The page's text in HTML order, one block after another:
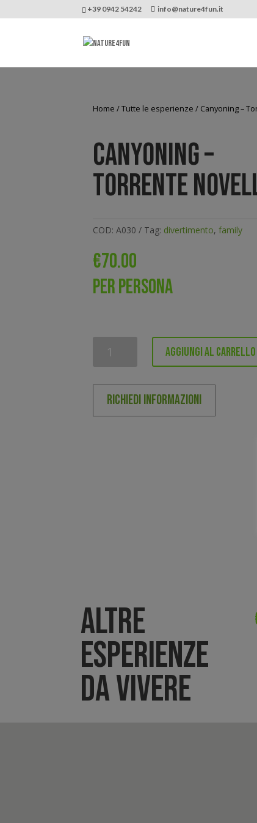
+39 0942 54242 info@nature4fun.it
Home /Tutte le esperienze / Canyoning –
Canyoning –
Torrente
COD: A030 Tag: divertimento, family
€70.00
PER PERSONA
Novella
quantità
Aggiungi al carrello
RICHIEDI INFORMAZIONI
ALTRE
ESPERIENZE
DA VIVERE